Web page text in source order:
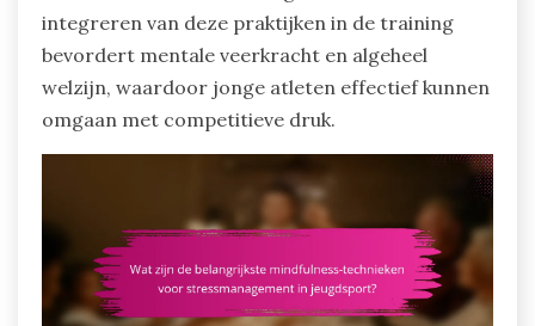
integreren van deze praktijken in de training
bevordert mentale veerkracht en algeheel
welzijn, waardoor jonge atleten effectief kunnen
omgaan met competitieve druk.